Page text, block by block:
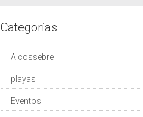
Categorías
Alcossebre
playas
Eventos